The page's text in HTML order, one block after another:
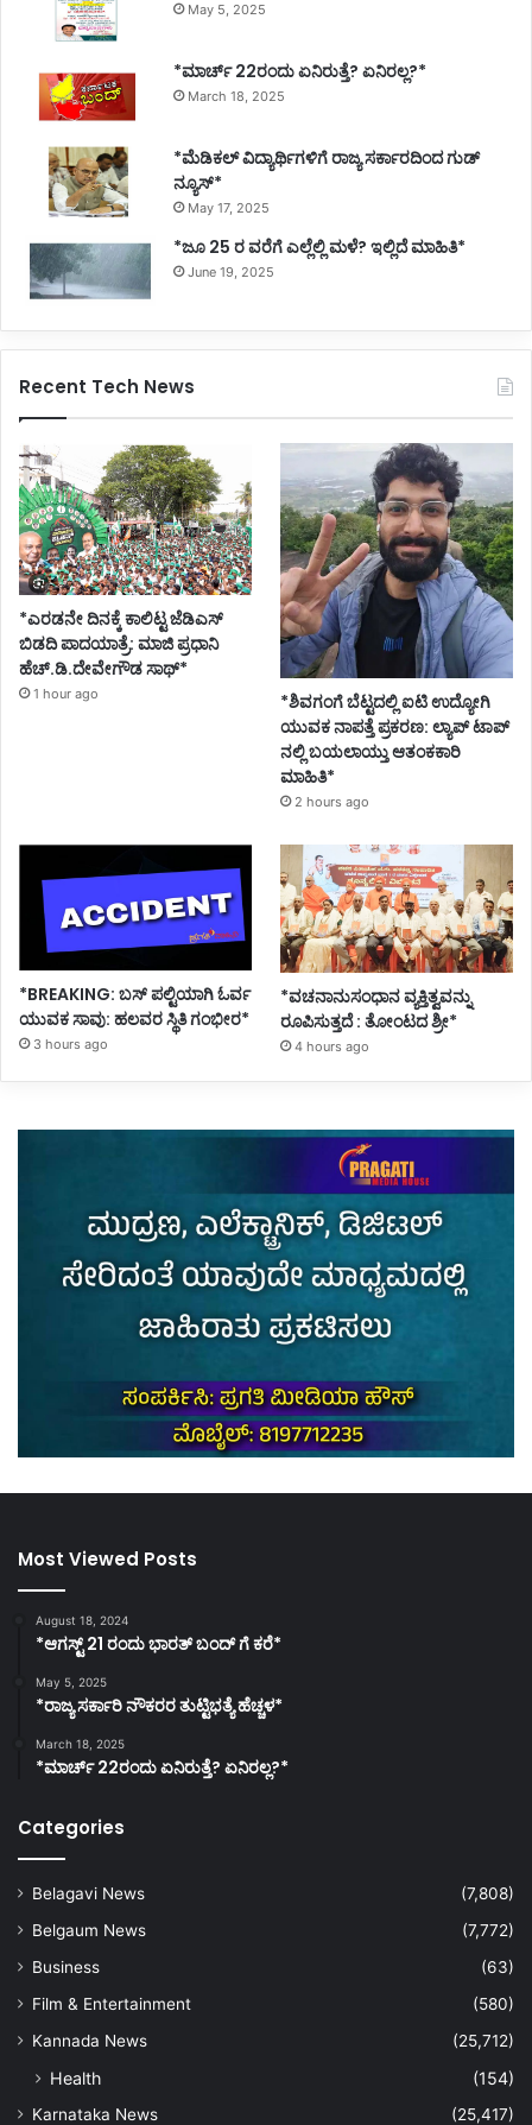
May 5, 2025
*ಮಾರ್ಚ್ 22ರಂದು ಏನಿರುತ್ತೆ? ಏನಿರಲ್ಲ?*
March 18, 2025
*ಮೆಡಿಕಲ್ ವಿದ್ಯಾರ್ಥಿಗಳಿಗೆ ರಾಜ್ಯ ಸರ್ಕಾರದಿಂದ ಗುಡ್
ನ್ಯೂಸ್*
May 17, 2025
*ಜೂ 25 ರ ವರೆಗೆ ಎಲ್ಲೆಲ್ಲಿ ಮಳೆ? ಇಲ್ಲಿದೆ ಮಾಹಿತಿ*
June 19, 2025
Recent Tech News
*ಎರಡನೇ ದಿನಕ್ಕೆ ಕಾಲಿಟ್ಟ ಜೆಡಿಎಸ್
ಬಿಡದಿ ಪಾದಯಾತ್ರೆ: ಮಾಜಿ ಪ್ರಧಾನಿ
ಹೆಚ್.ಡಿ.ದೇವೇಗೌಡ ಸಾಥ್*
1 hour ago
*ಶಿವಗಂಗೆ ಬೆಟ್ಟದಲ್ಲಿ ಐಟಿ ಉದ್ಯೋಗಿ
ಯುವಕ ನಾಪತ್ತೆ ಪ್ರಕರಣ: ಲ್ಯಾಪ್ ಟಾಪ್
ನಲ್ಲಿ ಬಯಲಾಯ್ತು ಆತಂಕಕಾರಿ
ಮಾಹಿತಿ*
2 hours ago
*BREAKING: ಬಸ್ ಪಲ್ಟಿಯಾಗಿ ಓರ್ವ
ಯುವಕ ಸಾವು: ಹಲವರ ಸ್ಥಿತಿ ಗಂಭೀರ*
3 hours ago
*ವಚನಾನುಸಂಧಾನ ವ್ಯಕ್ತಿತ್ವವನ್ನು
ರೂಪಿಸುತ್ತದೆ : ತೋಂಟದ ಶ್ರೀ*
4 hours ago
Most Viewed Posts
August 18, 2024
*ಆಗಸ್ಟ್ 21 ರಂದು ಭಾರತ್‌ ಬಂದ್‌ ಗೆ ಕರೆ*
May 5, 2025
*ರಾಜ್ಯ ಸರ್ಕಾರಿ ನೌಕರರ ತುಟ್ಟಿಭತ್ಯೆ ಹೆಚ್ಚಳ*
March 18, 2025
*ಮಾರ್ಚ್ 22ರಂದು ಏನಿರುತ್ತೆ? ಏನಿರಲ್ಲ?*
Categories
Belagavi News
(7,808)
Belgaum News
(7,772)
Business
(63)
Film & Entertainment
(580)
Kannada News
(25,712)
Health (154)
Karnataka News
(25,417)